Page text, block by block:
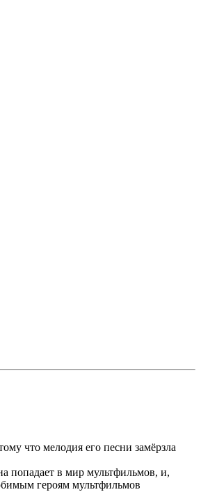
что мелодия его песни замёрзла
попадает в мир мультфильмов, и,
героям мультфильмов